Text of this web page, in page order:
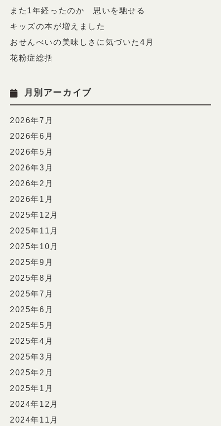
また1年経ったのか 思いを馳せる
キッズの本が増えました
おせんべいの美味しさに気づいた4月
花粉症総括
月別アーカイブ
2026年7月
2026年6月
2026年5月
2026年3月
2026年2月
2026年1月
2025年12月
2025年11月
2025年10月
2025年9月
2025年8月
2025年7月
2025年6月
2025年5月
2025年4月
2025年3月
2025年2月
2025年1月
2024年12月
2024年11月